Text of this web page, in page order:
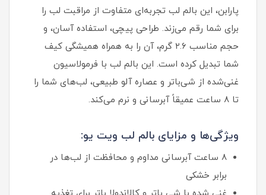
پارابن، این بالم لب تجربه‌ای متفاوت از مراقبت لب را
برای شما رقم می‌زند. طراحی پیچی، استفاده آسان، و
حجم مناسب ۲.۶ گرم، آن را به همراه همیشگی کیف
شما تبدیل کرده است. این بالم لب با فرمولاسیون
غنی‌شده از شی‌باتر و عصاره آلو طبیعی، لب‌های شما را
تا ۸ ساعت عمیقاً آبرسانی و نرم می‌کند.
ویژگی‌ها و مزایای بالم لب ویت یو:
۸ ساعت آبرسانی مداوم و محافظت از لب‌ها در
برابر خشکی